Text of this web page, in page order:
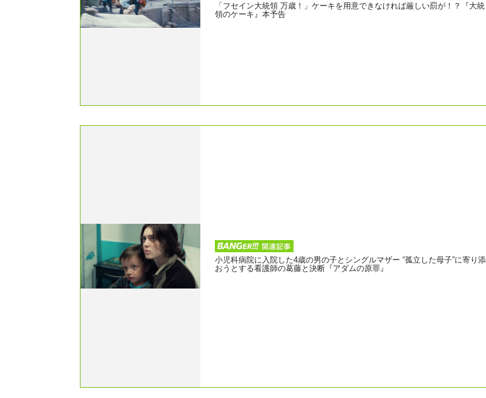
「フセイン大統領 万歳！」ケーキを用意できなければ厳しい罰が！？『大統
領のケーキ』本予告
小児科病院に入院した4歳の男の子とシングルマザー “孤立した母子”に寄り添
おうとする看護師の葛藤と決断『アダムの原罪』